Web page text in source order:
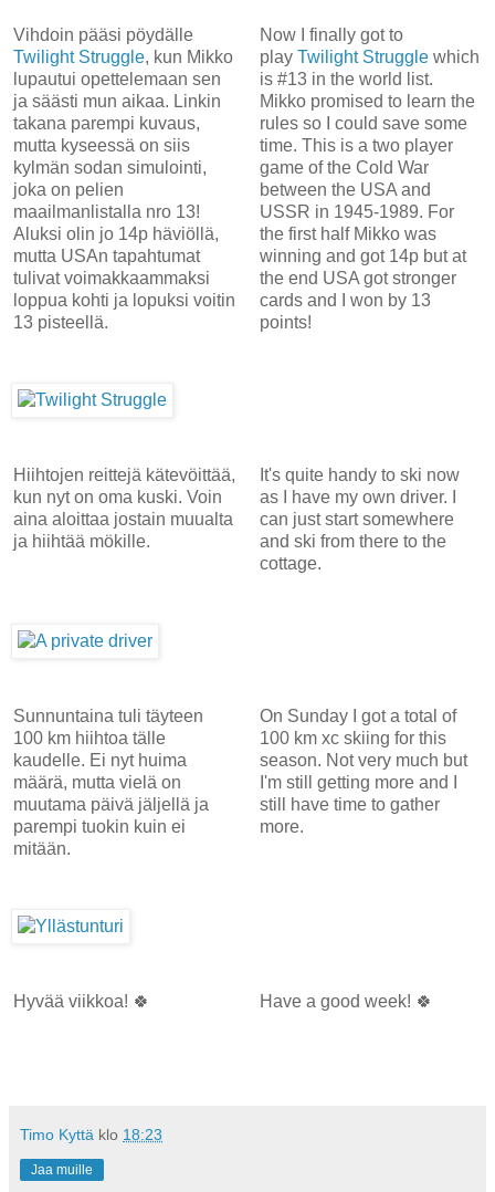
Vihdoin pääsi pöydälle
Twilight Struggle, kun Mikko
lupautui opettelemaan sen
ja säästi mun aikaa. Linkin
takana parempi kuvaus,
mutta kyseessä on siis
kylmän sodan simulointi,
joka on pelien
maailmanlistalla nro 13!
Aluksi olin jo 14p häviöllä,
mutta USAn tapahtumat
tulivat voimakkaammaksi
loppua kohti ja lopuksi voitin
13 pisteellä.
Now I finally got to
play Twilight Strugglewhich
is #13 in the world list.
Mikko promised to learn the
rules so I could save some
time. This is a two player
game of the Cold War
between the USA and
USSR in 1945-1989. For
the first half Mikko was
winning and got 14p but at
the end USA got stronger
cards and I won by 13
points!
Hiihtojen reittejä kätevöittää,
kun nyt on oma kuski. Voin
aina aloittaa jostain muualta
ja hiihtää mökille.
It's quite handy to ski now
as I have my own driver. I
can just start somewhere
and ski from there to the
cottage.
Sunnuntaina tuli täyteen
100 km hiihtoa tälle
kaudelle. Ei nyt huima
määrä, mutta vielä on
muutama päivä jäljellä ja
parempi tuokin kuin ei
mitään.
On Sunday I got a total of
100 km xc skiing for this
season. Not very much but
I'm still getting more and I
still have time to gather
more.
Hyvää viikkoa! 🍀 Have a good week! 🍀
Timo Kyttä klo 18:23
Jaa muille